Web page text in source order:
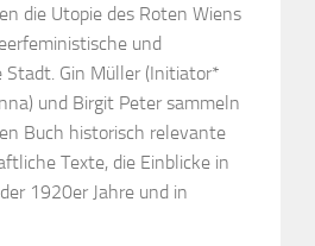
die Utopie des Roten Wiens
und
Stadt. Gin Müller (Initiator*
und Birgit Peter sammeln
Buch historisch relevante
Texte, die Einblicke in
1920er Jahre und in